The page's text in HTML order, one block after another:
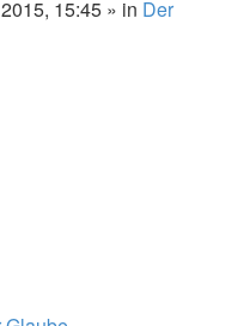
15:45 » in Der